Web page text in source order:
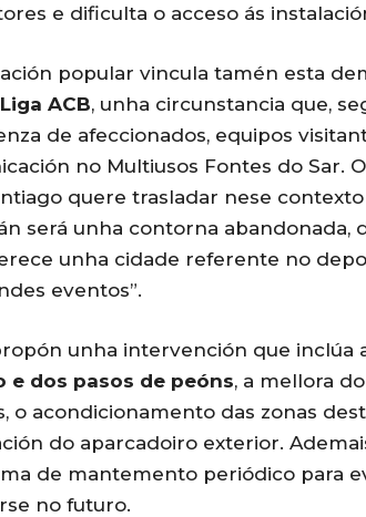
e dificulta o acceso ás
popular vincula tamén esta
ACB, unha circunstancia que,
de afeccionados, equipos
no Multiusos Fontes do Sar.
quere trasladar nese
será unha contorna abandonada,
unha cidade referente no
eventos”.
unha intervención que inclúa
e dos pasos de peóns, a mellora
o acondicionamento das zonas
do aparcadoiro exterior.
de mantemento periódico para
no futuro.